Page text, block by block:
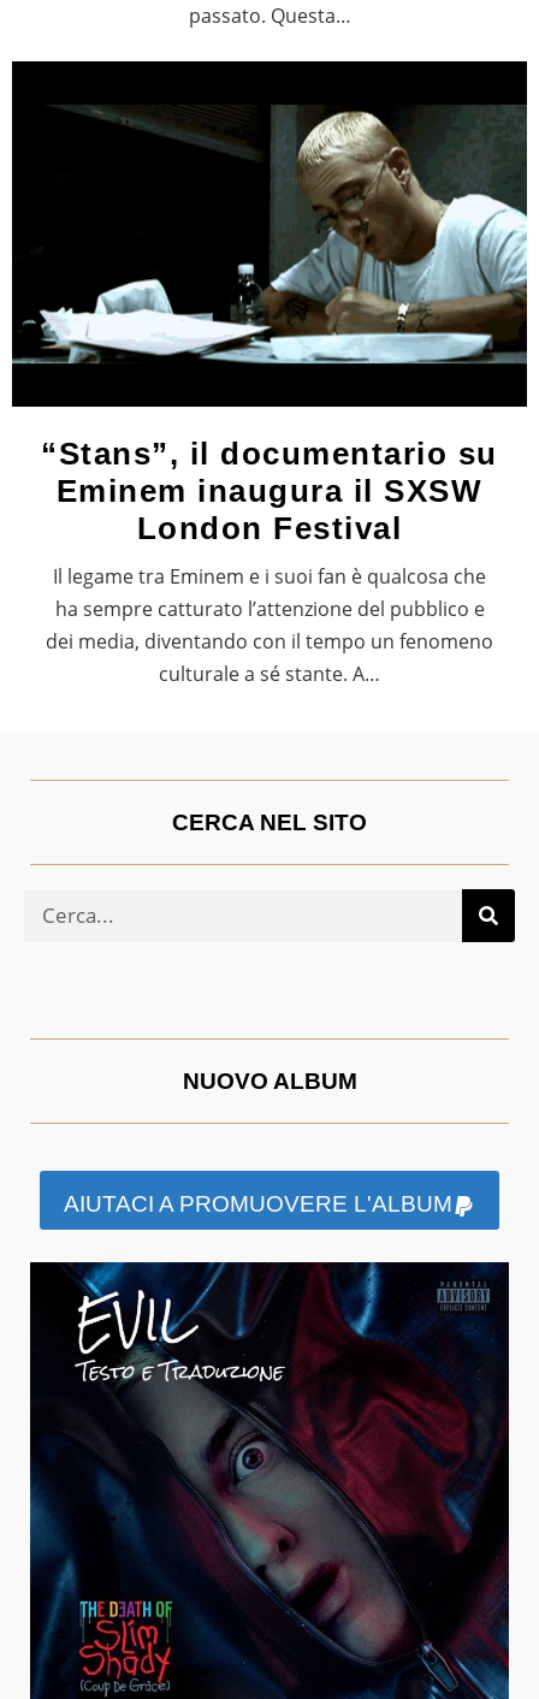
passato. Questa…
“Stans”, il documentario su
Eminem inaugura il SXSW
London Festival
Il legame tra Eminem e i suoi fan è qualcosa che
ha sempre catturato l’attenzione del pubblico e
dei media, diventando con il tempo un fenomeno
culturale a sé stante. A…
CERCA NEL SITO
NUOVO ALBUM
AIUTACI A PROMUOVERE L'ALBUM